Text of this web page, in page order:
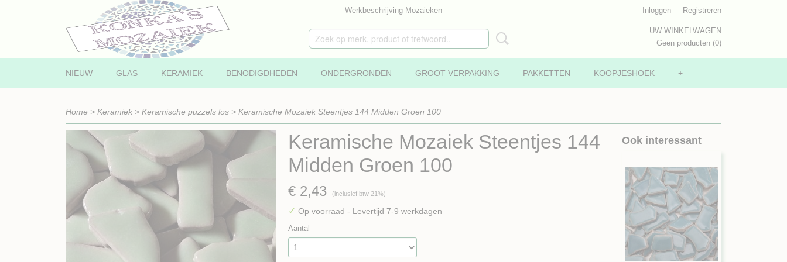
Werkbeschrijving Mozaieken Inloggen Registreren
UW WINKELWAGEN
Geen producten (0)
NIEUW GLAS KERAMIEK BENODIGDHEDEN ONDERGRONDEN GROOT VERPAKKING PAKKETTEN KOOPJESHOEK +
Home > Keramiek > Keramische puzzels los > Keramische Mozaiek Steentjes 144 Midden Groen 100
Keramische Mozaiek Steentjes 144
Midden Groen 100
€ 2,43 (inclusief btw 21%)
✓ Op voorraad - Levertijd 7-9 werkdagen
Aantal
Ook interessant